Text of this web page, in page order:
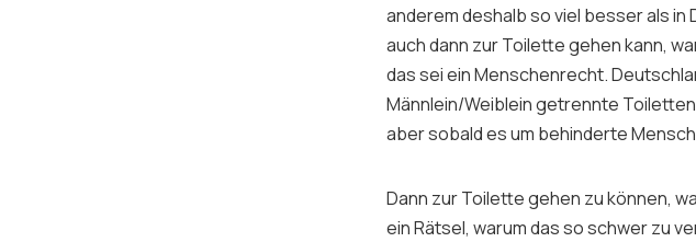
anderem deshalb so viel besser als
auch dann zur Toilette gehen kann,
das sei ein Menschenrecht.
Männlein/Weiblein getrennte
aber sobald es um behinderte
Dann zur Toilette gehen zu können,
ein Rätsel, warum das so schwer zu